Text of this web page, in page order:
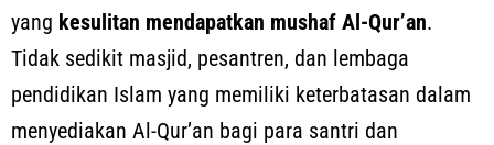
yang kesulitan mendapatkan mushaf Al-Qur’an.
Tidak sedikit masjid, pesantren, dan lembaga
pendidikan Islam yang memiliki keterbatasan dalam
menyediakan Al-Qur’an bagi para santri dan